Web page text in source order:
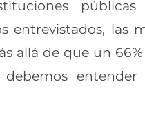
entrevistados, las
allá de que un